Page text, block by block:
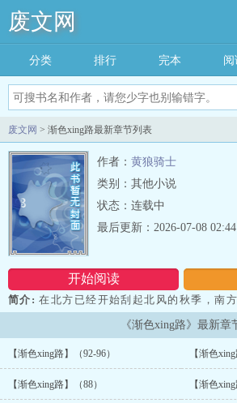
废文网
分类 排行 完本
废文网 > 渐色xing路最新章节列表
作者： 黄狼骑士
类别：其他小说
状态：连载中
开始阅读
最后更新：2026-07-08 02:44
简介: 在北方已经开始刮起北风的秋季，南
中段，大街上满是四季不变的绿色。一个美
一件淡黄色的风衣，薄薄的丝质风衣，前襟
宽宽的带子系住细嫩的腰肢，使得风衣里的春
《渐色xing路》最新章
【渐色xing路】（92-96） 【渐色
【渐色xing路】（88） 【渐色